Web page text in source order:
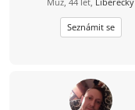
Seznámit se